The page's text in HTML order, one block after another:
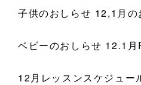
子供のおしらせ 12,1月
ベビーのおしらせ 12.1
12月レッスンスケジュー